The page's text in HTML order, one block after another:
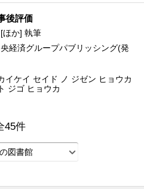
後評価
ほか] 執筆
経済グループパブリッシング(発
イケイ セイド ノ ジゼン ヒョウカ
ト ジゴ ヒョウカ
45件
図書館